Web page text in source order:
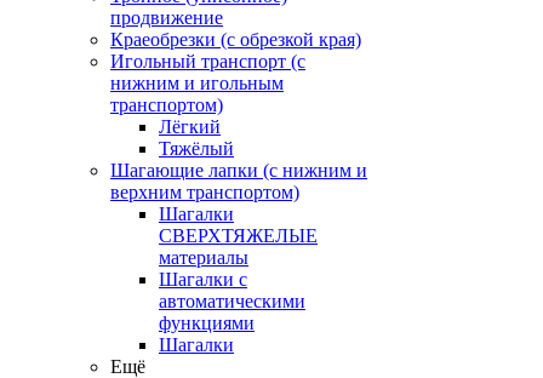
продвижение
Краеобрезки (с обрезкой края)
Игольный транспорт (с
нижним и игольным
транспортом)
Лёгкий
Тяжёлый
Шагающие лапки (с нижним и
верхним транспортом)
Шагалки
СВЕРХТЯЖЕЛЫЕ
материалы
Шагалки с
автоматическими
функциями
Шагалки
Ещё